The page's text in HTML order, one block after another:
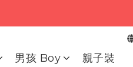
男孩 Boy 親子裝